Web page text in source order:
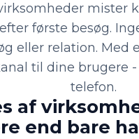
mister
første besøg.
eller relation. Med
til dine brugere
telefon.
af
end bare